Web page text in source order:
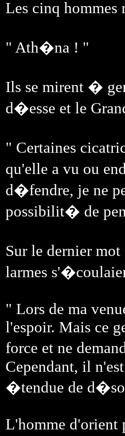
Les cinq
" Ath�na ! "
Ils se mirent �
d�esse et le
" Certaines
qu'elle a vu ou
d�fendre, je ne
possibilit� de
Sur le dernier
larmes
" Lors de ma
l'espoir. Mais ce
force et ne
Cependant, il
�tendue de
L'homme d'orient